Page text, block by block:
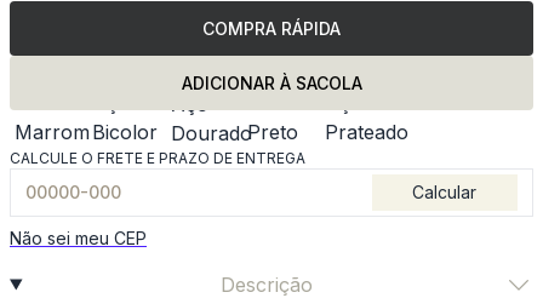
COMPRA RÁPIDA
ADICIONAR À SACOLA
CALCULE O FRETE E PRAZO DE ENTREGA
Calcular
Não sei meu CEP
Descrição